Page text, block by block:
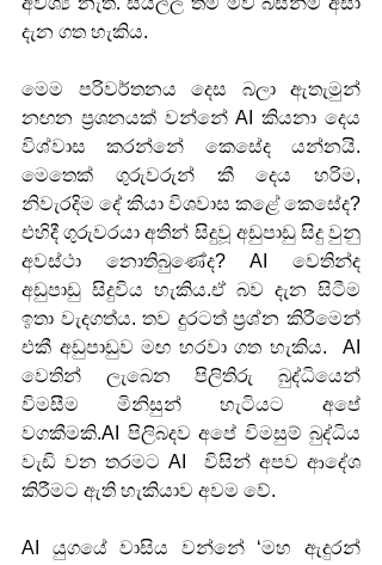
දැන ගත හැකිය.
මෙම පරිවර්තනය දෙස බලා ඇතැමුන්
නඟන ප්‍රශනයක් වන්නේ AI කියනා දෙය
විශ්වාස කරන්නේ කෙසේද යන්නයි.
මෙතෙක් ගුරුවරුන් කී දෙය හරිම,
නිවැරදිම දේ කියා විශවාස කළේ කෙසේද?
එහිදී ගුරුවරයා අතින් සිදුවූ අඩුපාඩු සිදු වුනු
අවස්ථා නොතිබුණේද? AI වෙතින්ද
අඩුපාඩු සිදුවිය හැකිය.ඒ බව දැන සිටීම
ඉතා වැදගත්ය. තව දුරටත් ප්‍රශ්න කිරීමෙන්
එකී අඩුපාඩුව මඟ හරවා ගත හැකිය.  AI
වෙතින් ලැබෙන පිලිතිරු බුද්ධියෙන්
විමසීම මිනිසුන් හැටියට අපේ
වගකීමකි.AI පිලිබදව අපේ විමසුම් බුද්ධිය
වැඩි වන තරමට AI  විසින් අපව ආදේශ
කිරීමට ඇති හැකියාව අවම වේ.
AI ‍යුගයේ වාසිය වන්නේ ‘මහ ඇදුරන්